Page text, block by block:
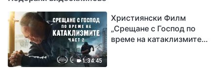
1:34:45
Християнски Филм
„Срещане с Господ по
време на катаклизмите“